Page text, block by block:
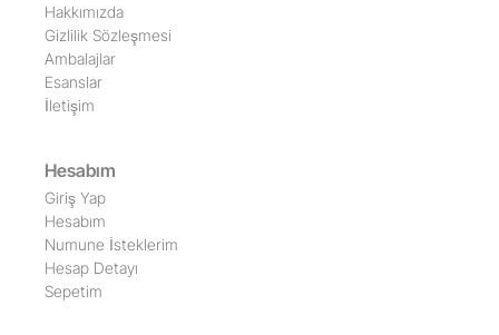
Hakkımızda
Gizlilik Sözleşmesi
Ambalajlar
Esanslar
İletişim
Hesabım
Giriş Yap
Hesabım
Numune İsteklerim
Hesap Detayı
Sepetim